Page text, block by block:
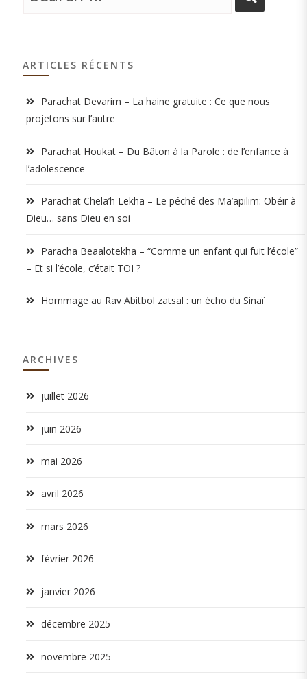
ARTICLES RÉCENTS
Parachat Devarim – La haine gratuite : Ce que nous
projetons sur l’autre
Parachat Houkat – Du Bâton à la Parole : de l’enfance à
l’adolescence
Parachat Chela’h Lekha – Le péché des Ma’apilim: Obéir à
Dieu… sans Dieu en soi
Paracha Beaalotekha – “Comme un enfant qui fuit l’école”
– Et si l’école, c’était TOI ?
Hommage au Rav Abitbol zatsal : un écho du Sinaï
ARCHIVES
juillet 2026
juin 2026
mai 2026
avril 2026
mars 2026
février 2026
janvier 2026
décembre 2025
novembre 2025